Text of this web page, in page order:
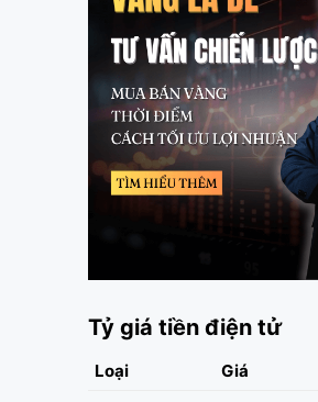
Tỷ giá tiền điện tử
Loại Giá